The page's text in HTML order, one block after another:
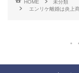
HOME
未分類
エンリケ離婚は炎上